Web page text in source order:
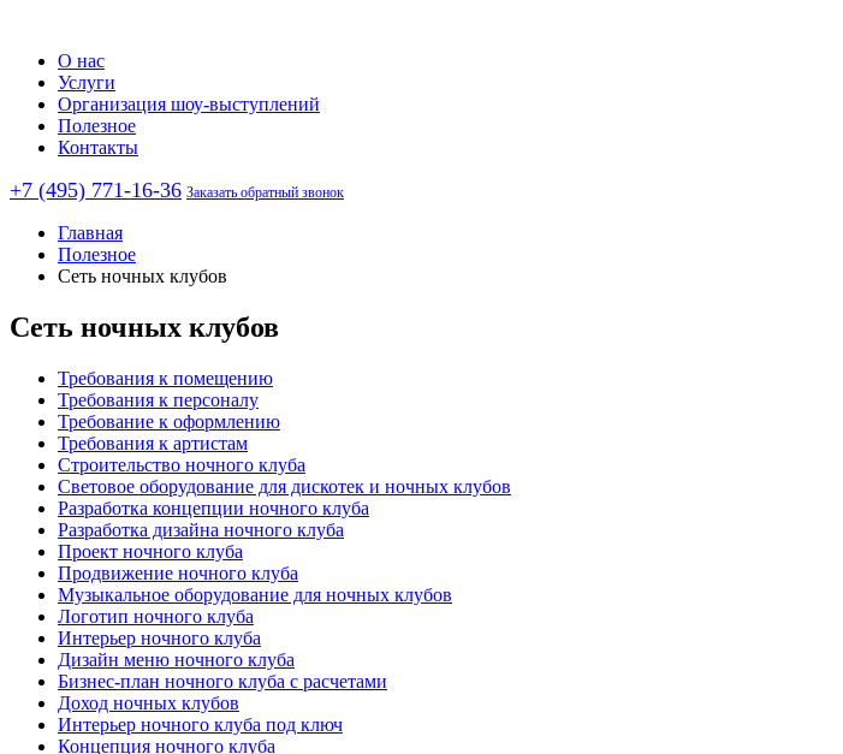
О нас
Услуги
Организация шоу-выступлений
Полезное
Контакты
+7 (495) 771-16-36 Заказать обратный звонок
Главная
Полезное
Сеть ночных клубов
Сеть ночных клубов
Требования к помещению
Требования к персоналу
Требование к оформлению
Требования к артистам
Строительство ночного клуба
Световое оборудование для дискотек и ночных клубов
Разработка концепции ночного клуба
Разработка дизайна ночного клуба
Проект ночного клуба
Продвижение ночного клуба
Музыкальное оборудование для ночных клубов
Логотип ночного клуба
Интерьер ночного клуба
Дизайн меню ночного клуба
Бизнес-план ночного клуба с расчетами
Доход ночных клубов
Интерьер ночного клуба под ключ
Концепция ночного клуба